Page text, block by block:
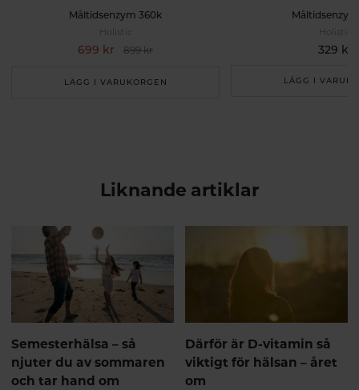
Måltidsenzym 360k
Holistic
699 kr 899 kr
LÄGG I VARUKORGEN
Holistic
329 kr
LÄGG I
Liknande artiklar
Semesterhälsa – så
njuter du av sommaren
och tar hand om
Därför är D-vitamin så
viktigt för hälsan – året
om